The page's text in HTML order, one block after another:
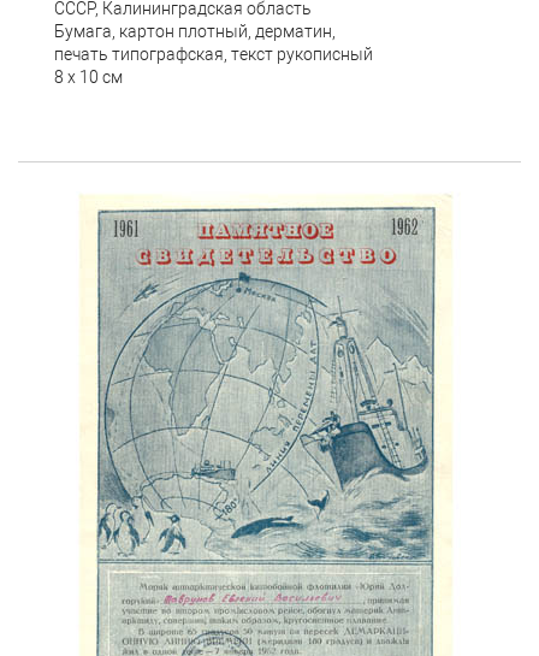
СССР, Калининградская область
Бумага, картон плотный, дерматин,
печать типографская, текст рукописный
8 х 10 см